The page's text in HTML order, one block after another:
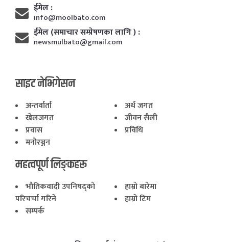
ईमेल :
info@moolbato.com
ईमेल (समाचार सम्प्रेषणका लागि ) :
newsmulbato@gmail.com
साइट नेभिगेसन
अन्तर्वार्ता
अर्थ जगत
खेलजगत
जीवन सैली
प्रवास
प्रविधि
मनोरञ्जन
महत्वपूर्ण लिङ्कहरू
भाैतिकवादी उपनिषद्काे
परिचर्चा गरिने
हाम्राे बारेमा
हाम्राे टिम
सम्पर्क